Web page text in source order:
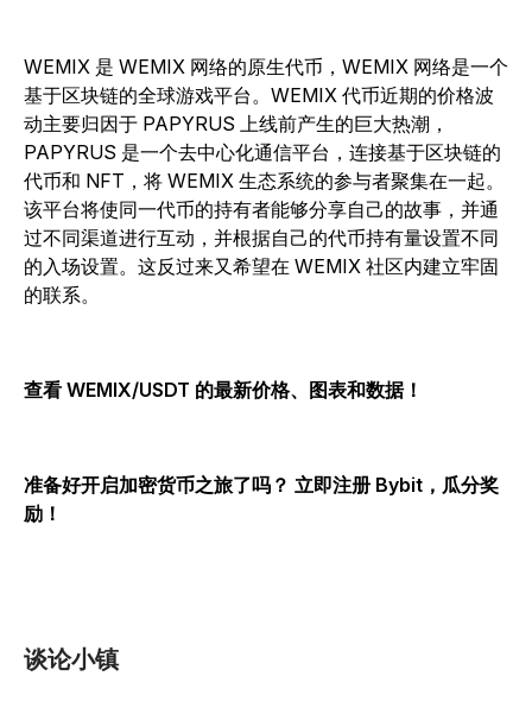
WEMIX 是 WEMIX 网络的原生代币，WEMIX 网络是一个
基于区块链的全球游戏平台。WEMIX 代币近期的价格波
动主要归因于 PAPYRUS 上线前产生的巨大热潮，
PAPYRUS 是一个去中心化通信平台，连接基于区块链的
代币和 NFT，将 WEMIX 生态系统的参与者聚集在一起。
该平台将使同一代币的持有者能够分享自己的故事，并通
过不同渠道进行互动，并根据自己的代币持有量设置不同
的入场设置。这反过来又希望在 WEMIX 社区内建立牢固
的联系。
查看 WEMIX/USDT 的最新价格、图表和数据！
准备好开启加密货币之旅了吗？ 立即注册 Bybit，瓜分奖
励 ！
谈论小镇